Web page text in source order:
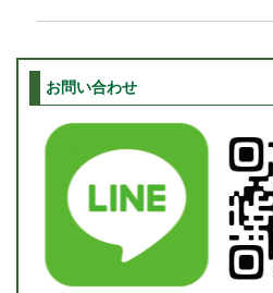
お問い合わせ